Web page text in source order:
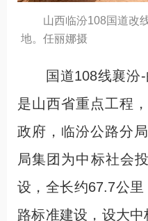
山西临汾108国道改
地。任丽娜摄
国道108线襄汾-
是山西省重点工程
政府，临汾公路分
局集团为中标社会
设，全长约67.7公
路标准建设，设大